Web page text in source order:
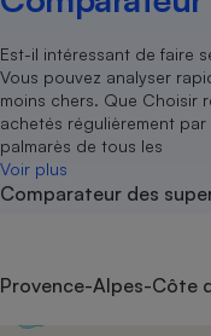
Est-il intéressant de faire
Vous pouvez analyser
moins chers. Que Choisir
achetés régulièrement
palmarès de tous les
Voir plus
Comparateur des
Provence-Alpes-Côte
Enquêtes
Guides d'achat
Conseils
Brèves
Soumettre un litige
Lettres types
Rencontrer une
Nos actions
Nos grandes
Les billets de la
Nos associations
Nous rejoindre
En savoir plus sur
nous ?
Nos missions
Notre
Notre financement
Nos partenaires
Nous rejoindre